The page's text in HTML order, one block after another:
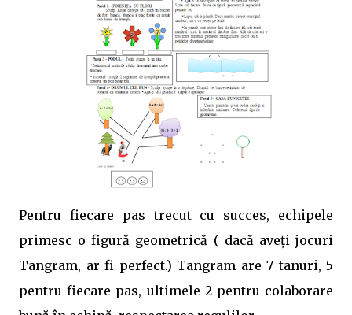
Pentru fiecare pas trecut cu succes, echipele
primesc o figură geometrică ( dacă aveți jocuri
Tangram, ar fi perfect.) Tangram are 7 tanuri, 5
pentru fiecare pas, ultimele 2 pentru colaborare